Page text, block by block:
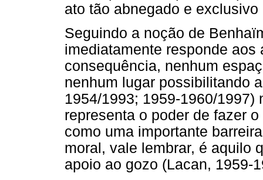
ato tão abnegado e
Seguindo a noção de
imediatamente responde
consequência, nenhum
nenhum lugar possibilitando
1954/1993; 1959-1960/
representa o poder de fazer
como uma importante
moral, vale lembrar, é aquilo
apoio ao gozo (Lacan, 1959-